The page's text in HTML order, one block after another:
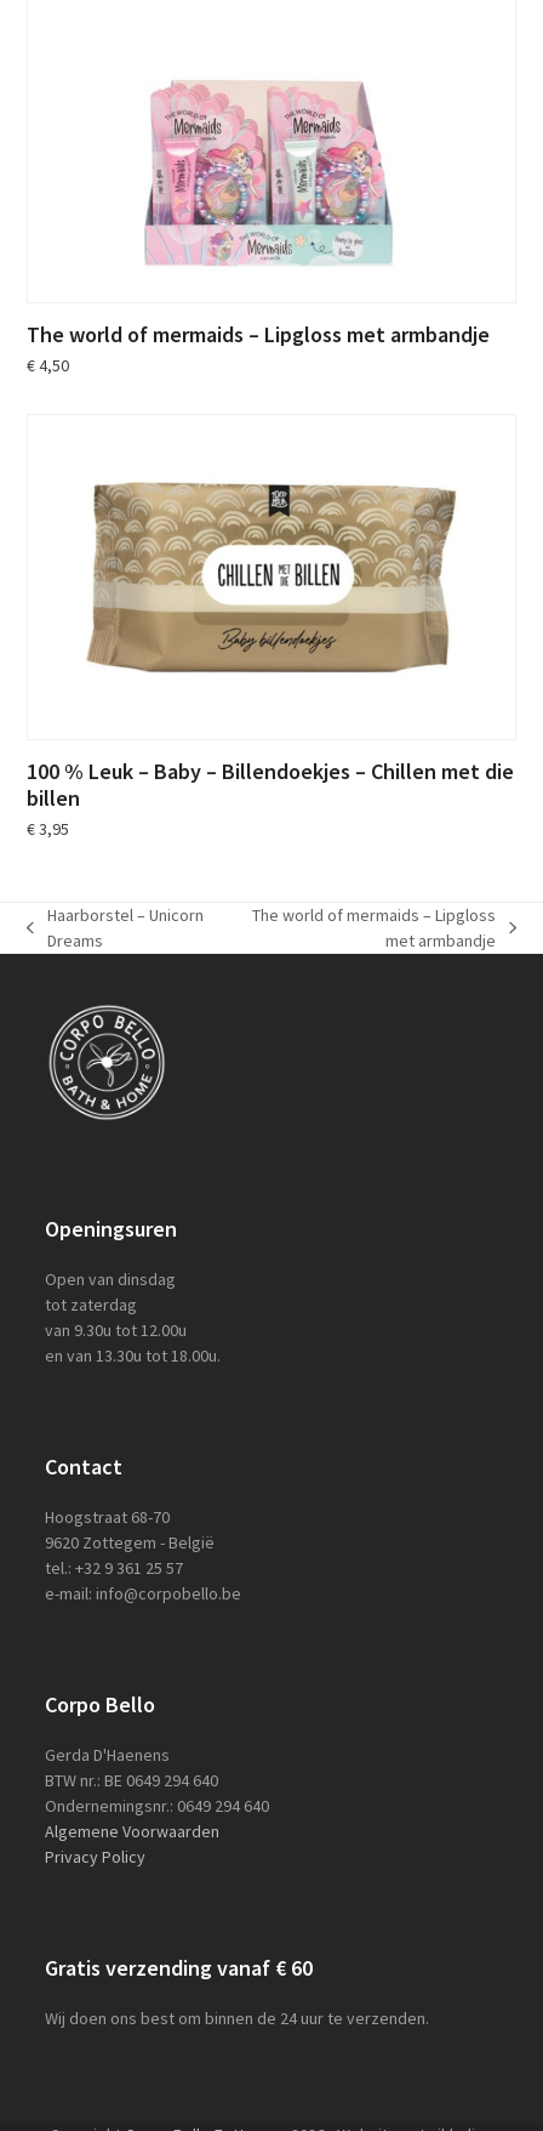
The world of mermaids – Lipgloss met armbandje
€4,50
100 % Leuk – Baby – Billendoekjes – Chillen met die
billen
€3,95
previous
Haarborstel – Unicorn
Dreams
The world of mermaids – Lipgloss
met armbandje
Openingsuren
Open van dinsdag
tot zaterdag
van 9.30u tot 12.00u
en van 13.30u tot 18.00u.
Contact
Hoogstraat 68-70
9620 Zottegem - België
tel.: +32 9 361 25 57
e-mail: info@corpobello.be
Corpo Bello
Gerda D'Haenens
BTW nr.: BE 0649 294 640
Ondernemingsnr.: 0649 294 640
Algemene Voorwaarden
Privacy Policy
Gratis verzending vanaf € 60
Wij doen ons best om binnen de 24 uur te verzenden.